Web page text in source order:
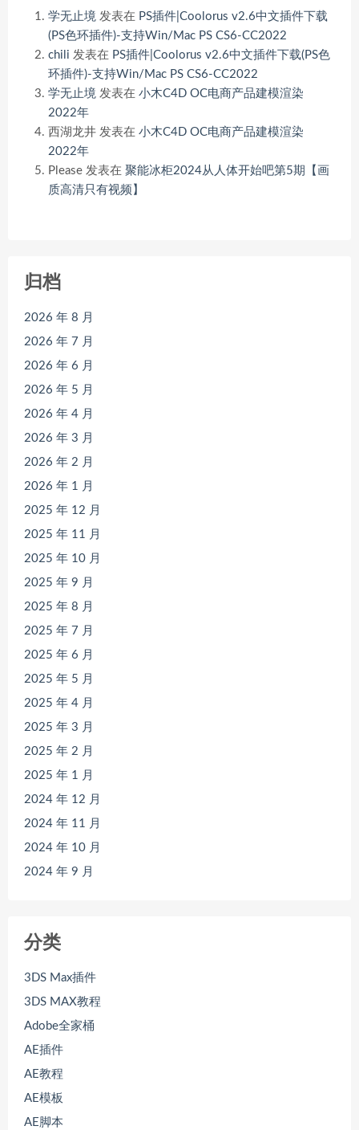
学无止境 发表在 PS插件|Coolorus v2.6中文插件下载
(PS色环插件)-支持Win/Mac PS CS6-CC2022
chili 发表在 PS插件|Coolorus v2.6中文插件下载(PS色
环插件)-支持Win/Mac PS CS6-CC2022
学无止境 发表在 小木C4D OC电商产品建模渲染
2022年
西湖龙井 发表在 小木C4D OC电商产品建模渲染
2022年
Please 发表在 聚能冰柜2024从人体开始吧第5期【画
质高清只有视频】
归档
2026 年 8 月
2026 年 7 月
2026 年 6 月
2026 年 5 月
2026 年 4 月
2026 年 3 月
2026 年 2 月
2026 年 1 月
2025 年 12 月
2025 年 11 月
2025 年 10 月
2025 年 9 月
2025 年 8 月
2025 年 7 月
2025 年 6 月
2025 年 5 月
2025 年 4 月
2025 年 3 月
2025 年 2 月
2025 年 1 月
2024 年 12 月
2024 年 11 月
2024 年 10 月
2024 年 9 月
分类
3DS Max插件
3DS MAX教程
Adobe全家桶
AE插件
AE教程
AE模板
AE脚本